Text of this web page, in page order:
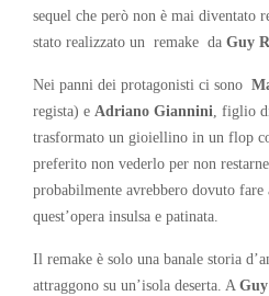
sequel che però non è mai diventato
stato realizzato un remake da Guy
Nei panni dei protagonisti ci sono
regista) e Adriano Giannini, figlio
trasformato un gioiellino in un flop
preferito non vederlo per non
probabilmente avrebbero dovuto
quest’opera insulsa e patinata.
Il remake è solo una banale storia
attraggono su un’isola deserta. A